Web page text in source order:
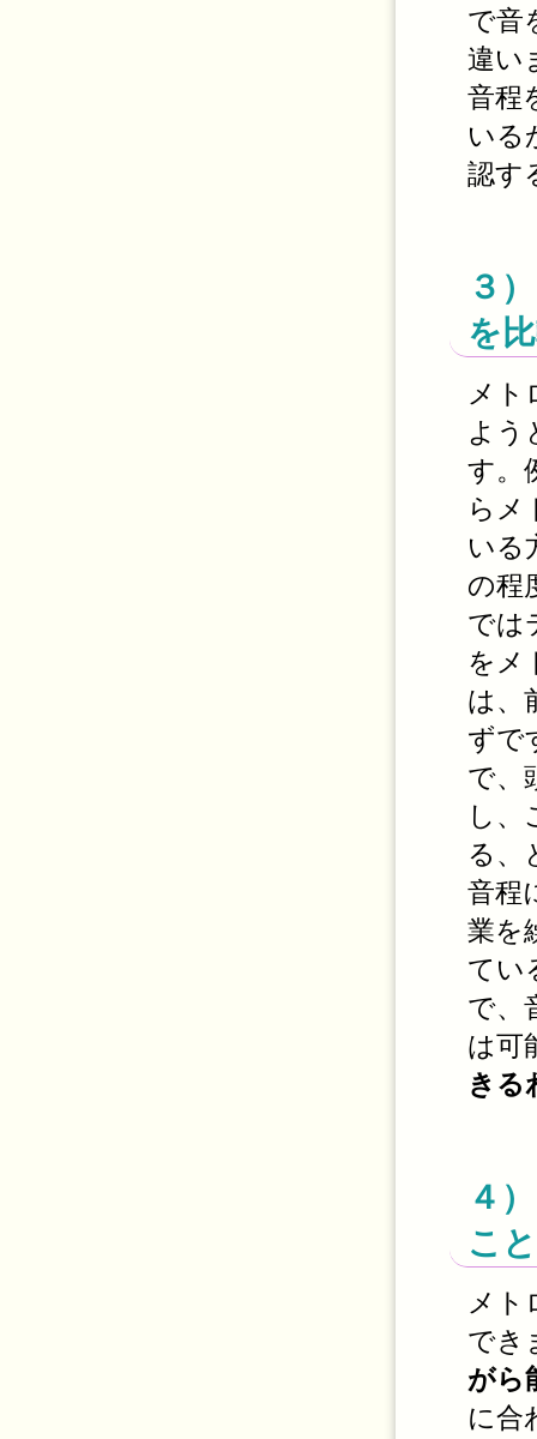
で音
違い
音程
いる
認す
３
を
メト
よう
す。
らメ
いる
の程
では
をメ
は、
ずで
で、
し、
る、
音程
業を
てい
で、
は可
きる
４
こと
メト
でき
がら
に合